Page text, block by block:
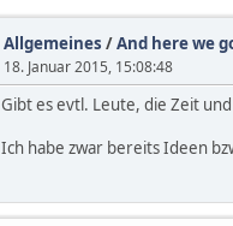
Allgemeines /And here we
18. Januar 2015, 15:08:48
Gibt es evtl. Leute, die Zeit
Ich habe zwar bereits Ideen